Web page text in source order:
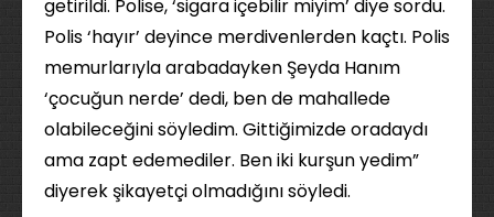
getirildi. Polise, ‘sigara içebilir miyim’ diye sordu.
Polis ‘hayır’ deyince merdivenlerden kaçtı. Polis
memurlarıyla arabadayken Şeyda Hanım
‘çocuğun nerde’ dedi, ben de mahallede
olabileceğini söyledim. Gittiğimizde oradaydı
ama zapt edemediler. Ben iki kurşun yedim”
diyerek şikayetçi olmadığını söyledi.